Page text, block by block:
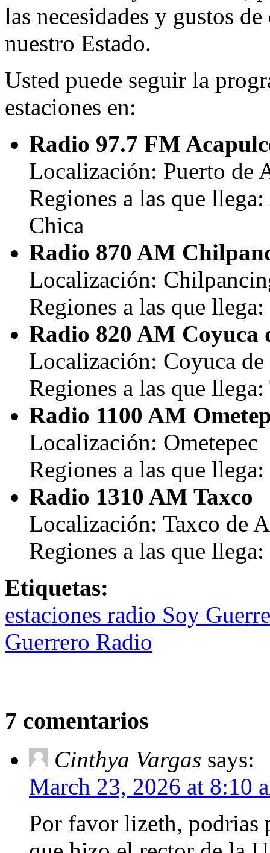
las necesidades y gustos
nuestro Estado.
Usted puede seguir la
estaciones en:
Radio 97.7 FM
Localización: Puerto de
Regiones a las que
Chica
Radio 870 AM
Localización:
Regiones a las que
Radio 820 AM Coyuca
Localización: Coyuca de
Regiones a las que
Radio 1100 AM
Localización: Ometepec
Regiones a las que
Radio 1310 AM Taxco
Localización: Taxco de
Regiones a las que
Etiquetas:
estaciones radio Soy
Guerrero Radio
7 comentarios
Cinthya Vargas says:
March 23, 2026 at 8:10
Por favor lizeth, podrias